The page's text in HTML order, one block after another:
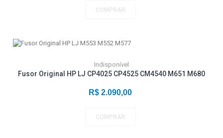
COMPRAR
Indisponível
Fusor Original HP LJ CP4025 CP4525 CM4540 M651 M680
R$ 2.090,00
COMPRAR